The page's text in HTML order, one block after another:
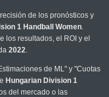
de los pronósticos y
1 Handball Women.
los resultados, el ROI y el
2022.
de ML" y "Cuotas
Hungarian Division 1
del mercado o las